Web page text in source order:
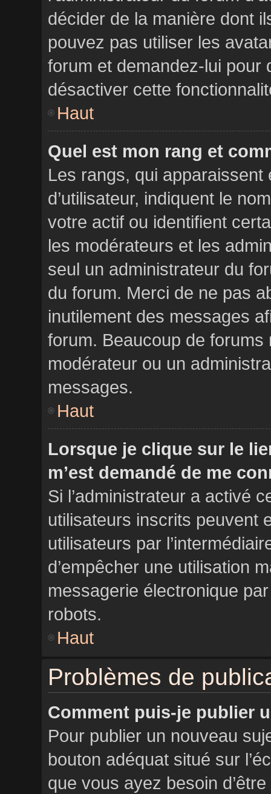
décider de la manière dont
pouvez pas utiliser les
forum et demandez-lui pour
désactiver cette
Haut
Quel est mon rang et
Les rangs, qui
d’utilisateur, indiquent le
votre actif ou identifient
les modérateurs et les
seul un administrateur du
du forum. Merci de ne pas
inutilement des messages
forum. Beaucoup de
modérateur ou un
messages.
Haut
Lorsque je clique sur le
m’est demandé de me
Si l’administrateur a activé
utilisateurs inscrits peuvent
utilisateurs par
d’empêcher une utilisation
messagerie électronique
robots.
Haut
Problèmes de
Comment puis-je publier
Pour publier un nouveau
bouton adéquat situé sur
que vous ayez besoin